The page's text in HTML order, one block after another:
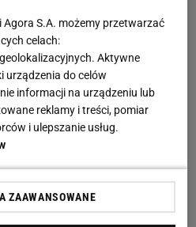
Agora S.A. możemy przetwarzać
celach:
Aktywne
urządzenia do celów
informacji na urządzeniu lub
reklamy i treści, pomiar
i ulepszanie usług.
ZAAWANSOWANE